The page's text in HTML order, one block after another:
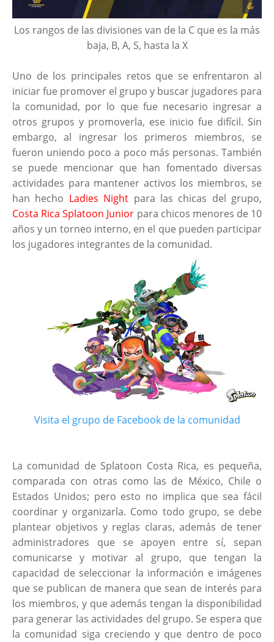
Los rangos de las divisiones van de la C que es la más
baja, B, A, S, hasta la X
Uno de los principales retos que se enfrentaron al
iniciar fue promover el grupo y buscar jugadores para
la comunidad, por lo que fue necesario ingresar a
otros grupos y promoverla, ese inicio fue difícil. Sin
embargo, al ingresar los primeros miembros, se
fueron uniendo poco a poco más personas. También
se puede mencionar que han fomentado diversas
actividades para mantener activos los miembros, se
han hecho Ladies Night para las chicas del grupo,
Costa Rica Splatoon Junior para chicos menores de 10
años y un torneo interno, en el que pueden participar
los jugadores integrantes de la comunidad.
Visita el grupo de Facebook de la comunidad
La comunidad de Splatoon Costa Rica, es pequeña,
comparada con otras como las de México, Chile o
Estados Unidos; pero esto no implica que sea fácil
coordinar y organizarla. Como todo grupo, se debe
plantear objetivos y reglas claras, además de tener
administradores que se apoyen entre sí, sepan
comunicarse y motivar al grupo, que tengan la
capacidad de seleccionar la información e imágenes
que se publican de manera que sean de interés para
los miembros, y que además tengan la disponibilidad
para generar las actividades del grupo. Se espera que
la comunidad siga creciendo y que dentro de poco